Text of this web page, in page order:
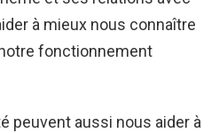
à mieux nous connaître
fonctionnement
peuvent aussi nous aider à